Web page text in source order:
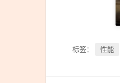
标签： 性能